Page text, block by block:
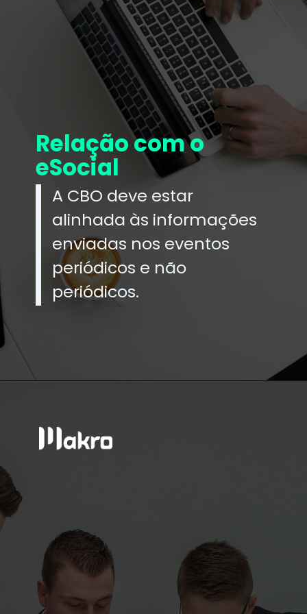
Relação com o
eSocial
A CBO deve estar
alinhada às informações
enviadas nos eventos
periódicos e não
periódicos.